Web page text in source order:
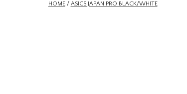
HOME/ ASICS JAPAN PRO BLACK/WHITE